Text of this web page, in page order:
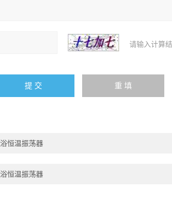
请输入计算
恒温振荡器
恒温振荡器